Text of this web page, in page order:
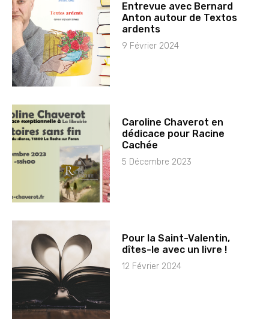
Entrevue avec Bernard
Anton autour de Textos
ardents
9 Février 2024
Caroline Chaverot en
dédicace pour Racine
Cachée
5 Décembre 2023
Pour la Saint-Valentin,
dîtes-le avec un livre !
12 Février 2024